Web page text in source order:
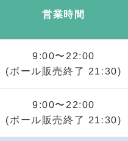
営業時間
9:00〜22:00
(ボール販売終了 21:30)
9:00〜22:00
(ボール販売終了 21:30)